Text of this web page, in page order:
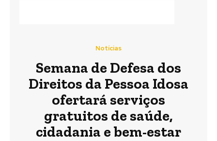
Notícias
Semana de Defesa dos
Direitos da Pessoa Idosa
ofertará serviços
gratuitos de saúde,
cidadania e bem-estar